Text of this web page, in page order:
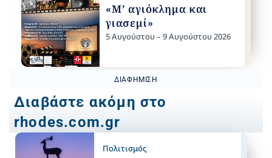
«Μ’ αγιόκλημα και
γιασεμί»
5 Αυγούστου – 9 Αυγούστου 2026
ΔΙΑΦΉΜΙΣΗ
Διαβάστε ακόμη στο
rhodes.com.gr
Πολιτισμός